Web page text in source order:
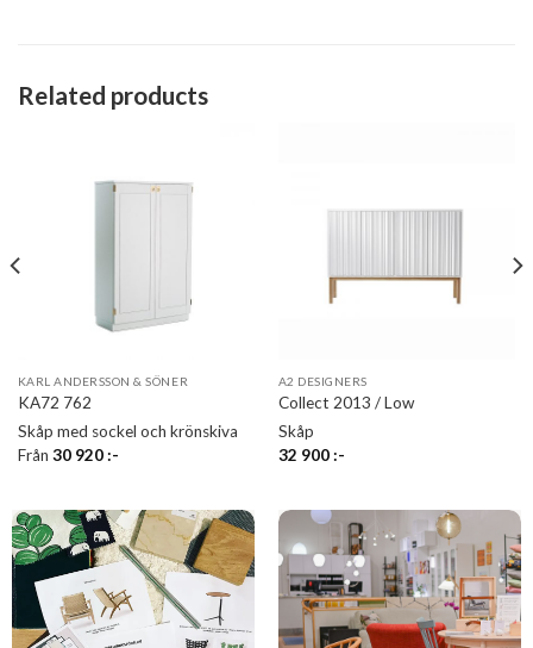
Related products
KARL ANDERSSON & SÖNER
KA72 762
Skåp med sockel och krönskiva
Från 30 920:-
A2 DESIGNERS
Collect 2013 / Low
Skåp
32 900:-